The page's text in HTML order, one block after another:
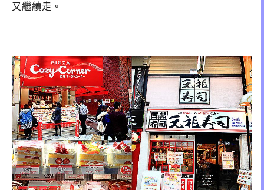
又繼續走。